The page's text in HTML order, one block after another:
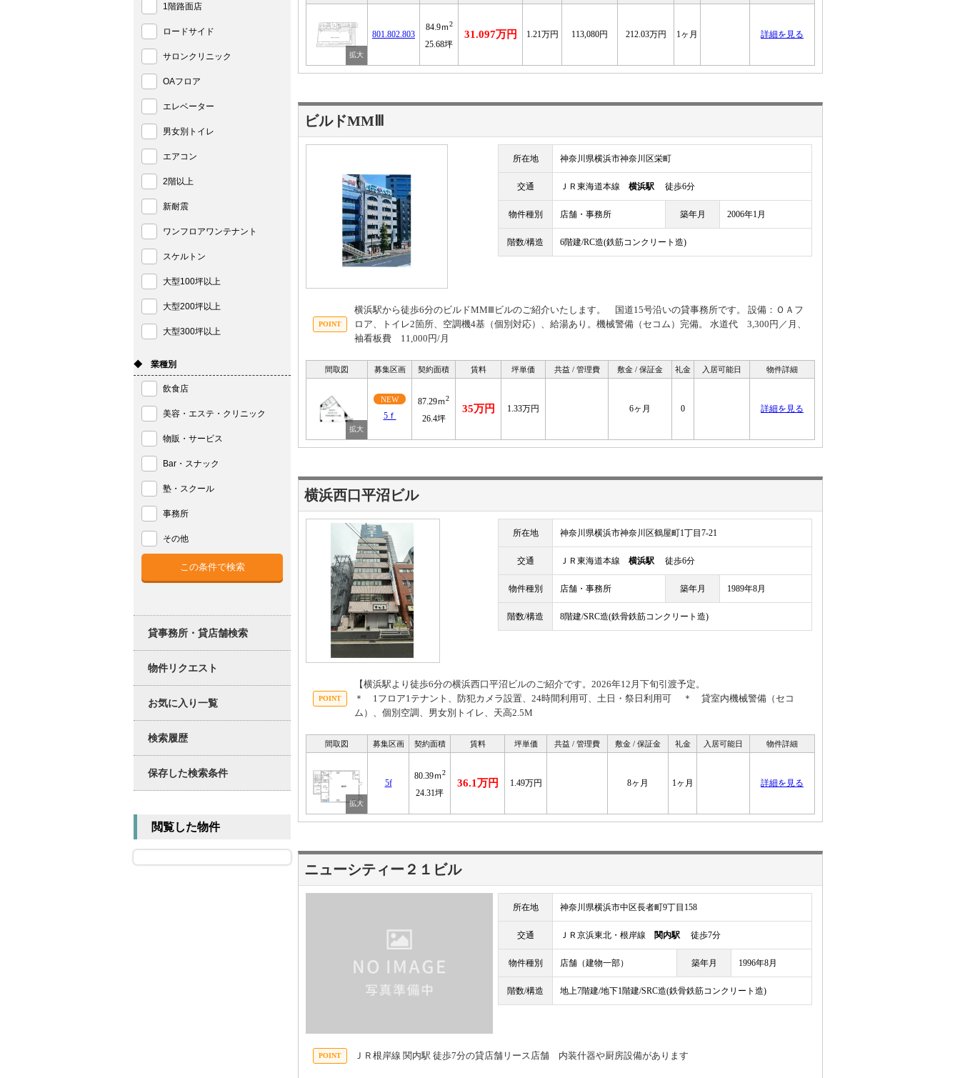
801.802.803
84.9ｍ2
25.68坪
31.097万円 1.21万円 113,080円 212.03万円 1ヶ月 詳細を見る
ビルドMMⅢ
所在地 神奈川県横浜市神奈川区栄町
交通 ＪＲ東海道本線 横浜駅 徒歩6分
物件種別 店舗・事務所 築年月 2006年1月
階数/構造 6階建/RC造(鉄筋コンクリート造)
横浜駅から徒歩6分のビルドMMⅢビルのご紹介いたします。 国道15号沿いの貸事務所です。 設備：ＯＡフ
ロア、トイレ2箇所、空調機4基（個別対応）、給湯あり。機械警備（セコム）完備。 水道代 3,300円／月、
袖看板費 11,000円/月
間取図 募集区画 契約面積 賃料 坪単価 共益 / 管理費 敷金 / 保証金 礼金 入居可能日 物件詳細
NEW
5ｆ
87.29ｍ2
26.4坪
35万円 1.33万円 6ヶ月 0 詳細を見る
横浜西口平沼ビル
所在地 神奈川県横浜市神奈川区鶴屋町1丁目7-21
交通 ＪＲ東海道本線 横浜駅 徒歩6分
物件種別 店舗・事務所 築年月 1989年8月
階数/構造 8階建/SRC造(鉄骨鉄筋コンクリート造)
【横浜駅より徒歩6分の横浜西口平沼ビルのご紹介です。2026年12月下旬引渡予定。
＊ 1フロア1テナント、防犯カメラ設置、24時間利用可、土日・祭日利用可 ＊ 貸室内機械警備（セコ
ム）、個別空調、男女別トイレ、天高2.5M
間取図 募集区画 契約面積 賃料 坪単価 共益 / 管理費 敷金 / 保証金 礼金 入居可能日 物件詳細
5f
80.39ｍ2
24.31坪
36.1万円 1.49万円 8ヶ月 1ヶ月 詳細を見る
ニューシティー２１ビル
所在地 神奈川県横浜市中区長者町9丁目158
交通 ＪＲ京浜東北・根岸線 関内駅 徒歩7分
物件種別 店舗（建物一部） 築年月 1996年8月
階数/構造 地上7階建/地下1階建/SRC造(鉄骨鉄筋コンクリート造)
ＪＲ根岸線 関内駅 徒歩7分の貸店舗リース店舗 内装什器や厨房設備があります
1階路面店
ロードサイド
サロンクリニック
OAフロア
エレベーター
男女別トイレ
エアコン
2階以上
新耐震
ワンフロアワンテナント
スケルトン
大型100坪以上
大型200坪以上
大型300坪以上
◆ 業種別
飲食店
美容・エステ・クリニック
物販・サービス
Bar・スナック
塾・スクール
事務所
その他
貸事務所・貸店舗検索
物件リクエスト
お気に入り一覧
検索履歴
保存した検索条件
閲覧した物件